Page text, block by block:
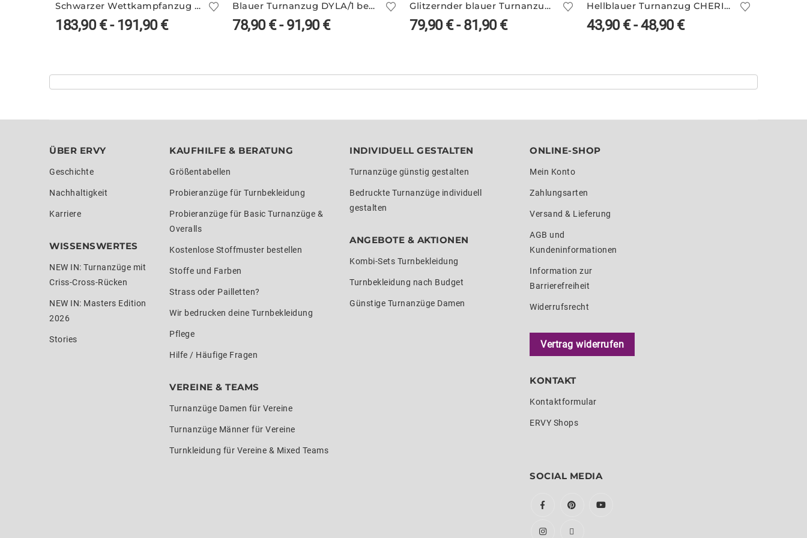
Schwarzer Wettkampfanzug ELSY/4
183,90€- 191,90€
Blauer Turnanzug DYLA/1 bedruckt
78,90€-91,90€
Glitzernder blauer Turnanzug ohne Arm – PEGGY/1
79,90€-81,90€
Hellblauer Turnanzug CHERIE/2 mit Sternmotiv
43,90€-48,90€
ÜBER ERVY
Geschichte
Nachhaltigkeit
Karriere
WISSENSWERTES
NEW IN: Turnanzüge mit
Criss-Cross-Rücken
NEW IN: Masters Edition
2026
Stories
KAUFHILFE & BERATUNG
Größentabellen
Probieranzüge für Turnbekleidung
Probieranzüge für Basic Turnanzüge &
Overalls
Kostenlose Stoffmuster bestellen
Stoffe und Farben
Strass oder Pailletten?
Wir bedrucken deine Turnbekleidung
Pflege
Hilfe / Häufige Fragen
VEREINE & TEAMS
Turnanzüge Damen für Vereine
Turnanzüge Männer für Vereine
Turnkleidung für Vereine & Mixed Teams
INDIVIDUELL GESTALTEN
Turnanzüge günstig gestalten
Bedruckte Turnanzüge individuell
gestalten
ANGEBOTE & AKTIONEN
Kombi-Sets Turnbekleidung
Turnbekleidung nach Budget
Günstige Turnanzüge Damen
ONLINE-SHOP
Mein Konto
Zahlungsarten
Versand & Lieferung
AGB und
Kundeninformationen
Information zur
Barrierefreiheit
Widerrufsrecht
Vertrag widerrufen
KONTAKT
Kontaktformular
ERVY Shops
SOCIAL MEDIA